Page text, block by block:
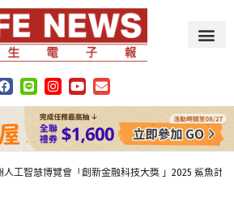
人工智慧博覽會「創新金融科技大獎 」2025 鯊魚計